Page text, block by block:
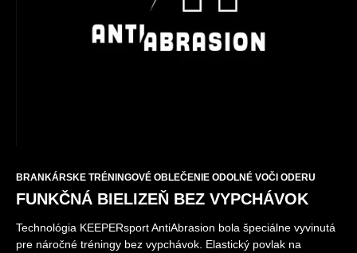
BRANKÁRSKE TRÉNINGOVÉ OBLEČENIE ODOLNÉ VOČI ODERU
FUNKČNÁ BIELIZEŇ BEZ VYPCHÁVOK
Technológia KEEPERsport AntiAbrasion bola špeciálne vyvinutá
pre náročné tréningy bez vypchávok. Elastický povlak na